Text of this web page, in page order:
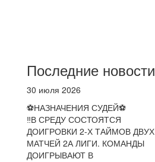
Последние новости
30 июля 2026
⚽НАЗНАЧЕНИЯ СУДЕЙ⚽
‼В СРЕДУ СОСТОЯТСЯ
ДОИГРОВКИ 2-Х ТАЙМОВ ДВУХ
МАТЧЕЙ 2А ЛИГИ. КОМАНДЫ
ДОИГРЫВАЮТ В